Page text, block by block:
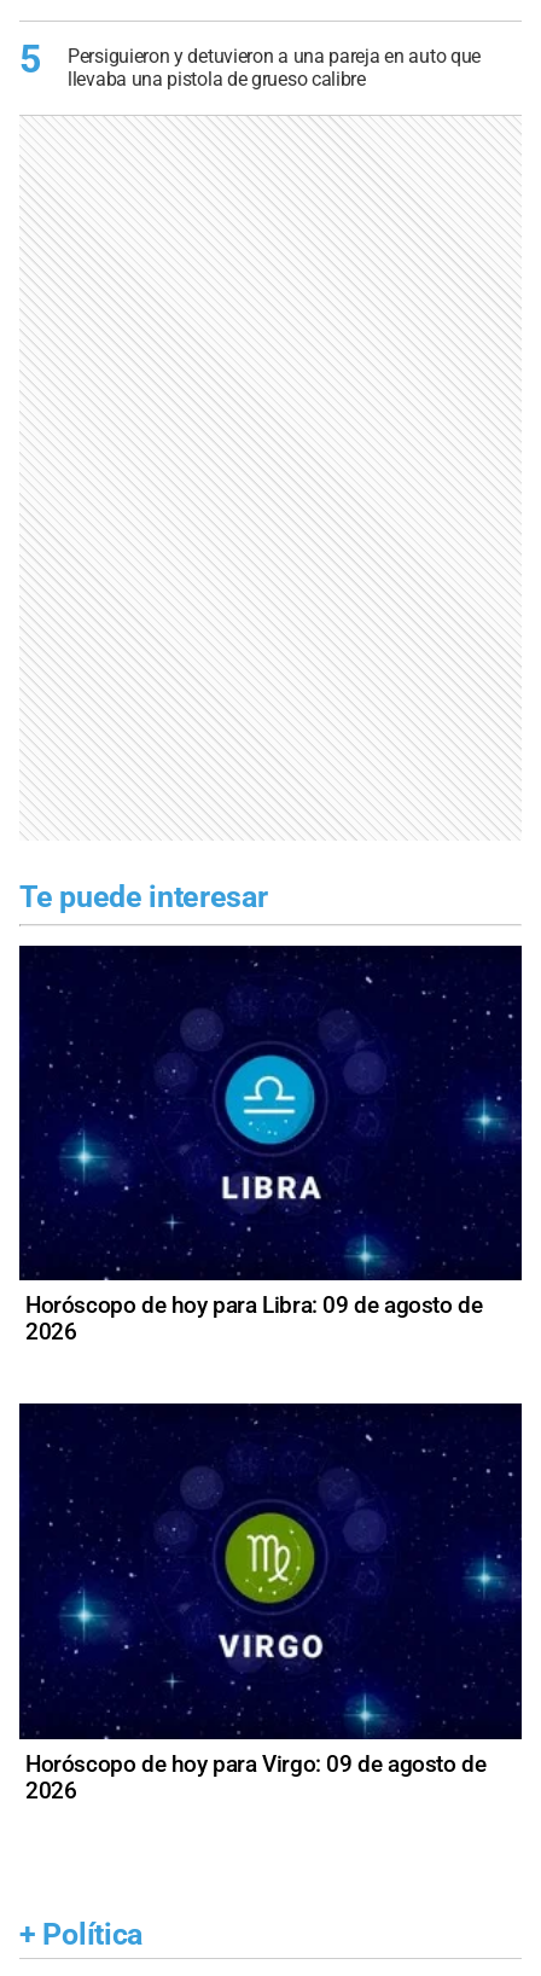
5
Persiguieron y detuvieron a una pareja en auto que
llevaba una pistola de grueso calibre
Te puede interesar
Horóscopo de hoy para Libra: 09 de agosto de
2026
Horóscopo de hoy para Virgo: 09 de agosto de
2026
+ Política